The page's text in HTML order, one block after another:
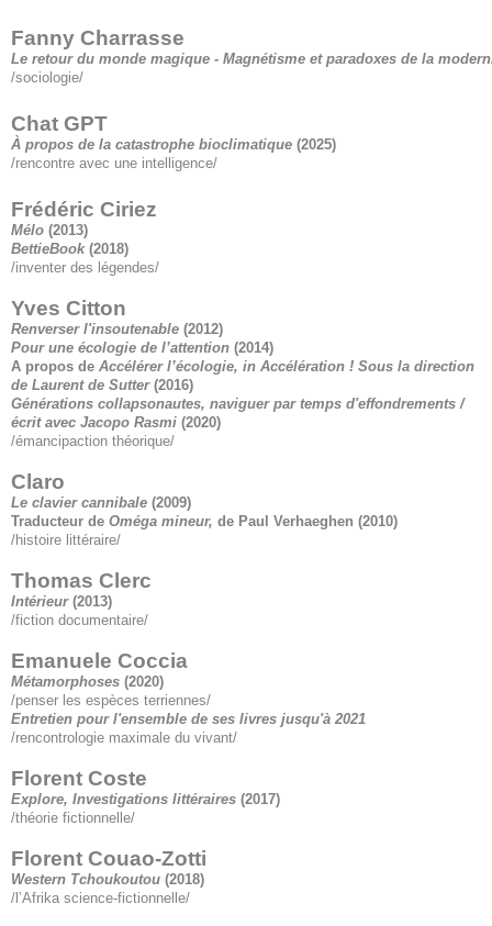
Fanny Charrasse
Le retour du monde magique - Magnétisme et paradoxes de la
/sociologie/
Chat GPT
À propos de la catastrophe bioclimatique (2025)
/rencontre avec une intelligence/
Frédéric Ciriez
Mélo (2013)
BettieBook(2018)
/inventer des légendes/
Yves Citton
Renverser l'insoutenable (2012)
Pour une écologie de l’attention (2014)
A propos de Accélérer l’écologie, in Accélération ! Sous la direction
de Laurent de Sutter (2016)
Générations collapsonautes, naviguer par temps d'effondrements /
écrit avec Jacopo Rasmi (2020)
/émancipaction théorique/
Claro
Le clavier cannibale (2009)
Traducteur de Oméga mineur, de Paul Verhaeghen (2010)
/histoire littéraire/
Thomas Clerc
Intérieur (2013)
/fiction documentaire/
Emanuele Coccia
Métamorphoses (2020)
/penser les espèces terriennes/
Entretien pour l'ensemble de ses livres jusqu'à 2021
/rencontrologie maximale du vivant/
Florent Coste
Explore, Investigations littéraires (2017)
/théorie fictionnelle/
Florent Couao-Zotti
Western Tchoukoutou (2018)
/l’Afrika science-fictionnelle/